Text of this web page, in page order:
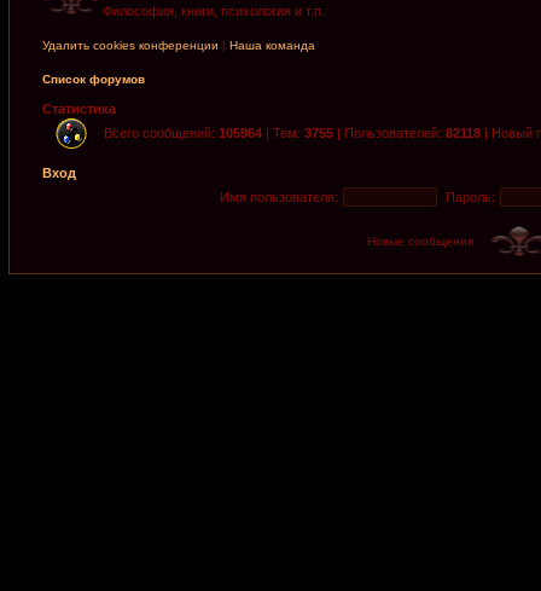
Философия, книги, психология и т.п.
Удалить cookies конференции | Наша команда
Список форумов
Статистика
Всего сообщений: 105964 | Тем: 3755 | Пользователей: 82118 | Новый
Вход
Имя пользователя:
Пароль:
Новые сообщения